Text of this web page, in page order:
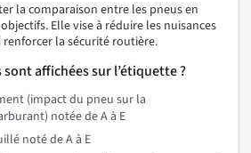
la comparaison entre les pneus en
Elle vise à réduire les nuisances
la sécurité routière.
affichées sur l’étiquette ?
(impact du pneu sur la
notée de A à E
noté de A à E